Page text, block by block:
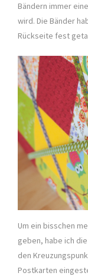
Bändern immer
wird. Die Bänder
Rückseite fest
Um ein bisschen
geben, habe ich
den
Postkarten